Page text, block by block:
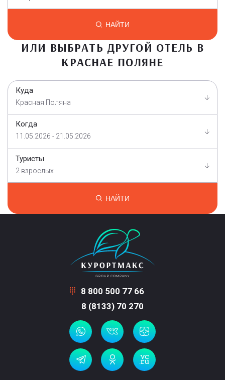
НАЙТИ
ИЛИ ВЫБРАТЬ ДРУГОЙ ОТЕЛЬ В
КРАСНАЕ ПОЛЯНЕ
Куда
Красная Поляна
Когда
11.05.2026 - 21.05.2026
Туристы
2 взрослых
НАЙТИ
8 800 500 77 66
8 (8133) 70 270